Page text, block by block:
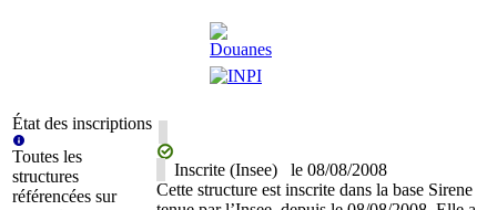
État des inscriptions
Toutes les
structures
référencées sur
Inscrite (Insee) le 08/08/2008
Cette structure est inscrite dans la base Sirene